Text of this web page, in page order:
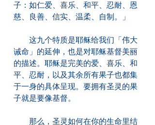
子：如仁爱、喜乐、和平、忍耐、恩
慈、良善、信实、温柔、自制。」
这九个特质是耶稣给我们「伟大
诫命」的延伸，也是对耶稣基督美丽
的描述。耶稣是完美的爱、喜乐、和
平、忍耐，以及其余所有果子也都集
于一身的具体呈现。要拥有圣灵的果
子就是要像基督。
那么，圣灵如何在你的生命里结